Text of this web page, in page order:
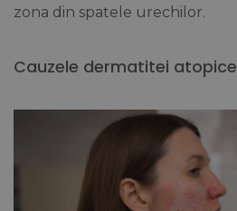
zona din spatele urechilor.
Cauzele dermatitei atopice